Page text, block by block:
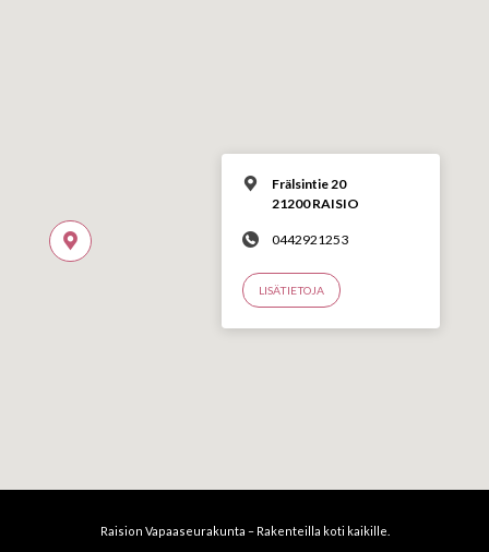
Frälsintie 20
21200 RAISIO
0442921253
LISÄTIETOJA
Raision Vapaaseurakunta – Rakenteilla koti kaikille.